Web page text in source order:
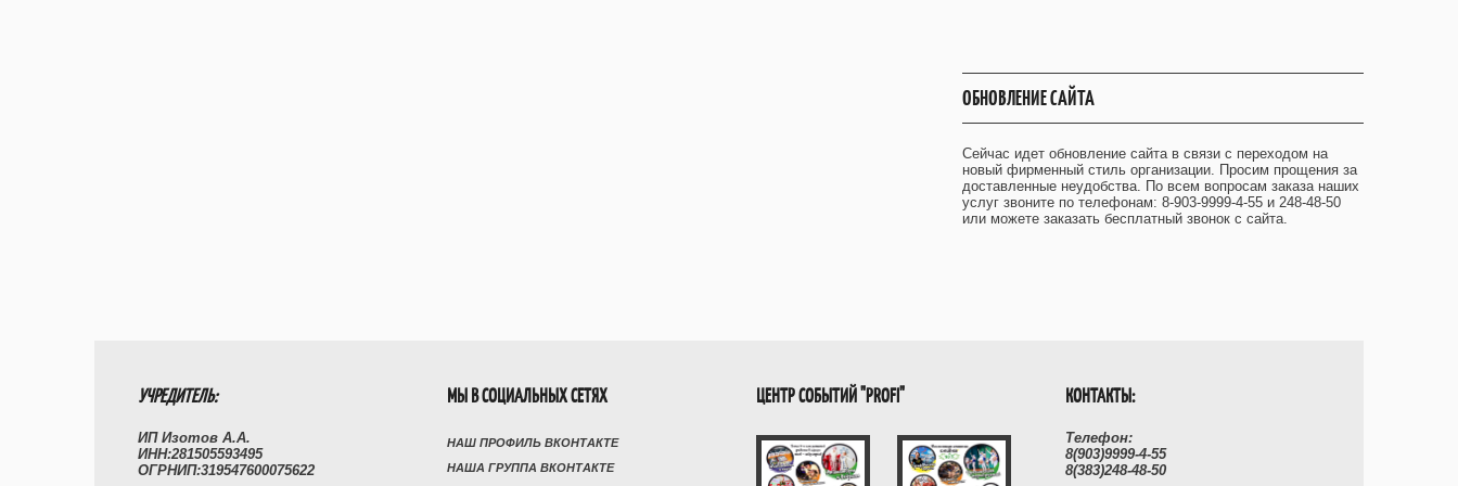
ОБНОВЛЕНИЕ САЙТА
Сейчас идет обновление сайта в связи с переходом на
новый фирменный стиль организации. Просим прощения за
доставленные неудобства. По всем вопросам заказа наших
услуг звоните по телефонам: 8-903-9999-4-55 и 248-48-50
или можете заказать бесплатный звонок с сайта.
УЧРЕДИТЕЛЬ:
ИП Изотов А.А.
ИНН:281505593495
ОГРНИП:319547600075622
МЫ В СОЦИАЛЬНЫХ СЕТЯХ
НАШ ПРОФИЛЬ ВКОНТАКТЕ
НАША ГРУППА ВКОНТАКТЕ
ЦЕНТР СОБЫТИЙ "PROFI" КОНТАКТЫ:
Телефон:
8(903)9999-4-55
8(383)248-48-50